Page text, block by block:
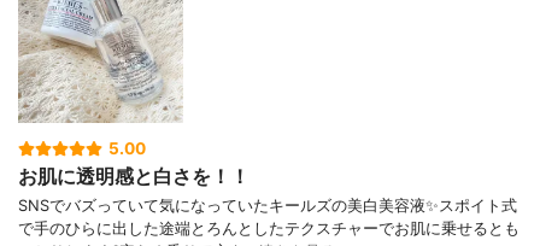
5.00
お肌に透明感と白さを！！
SNSでバズっていて気になっていたキールズの美白美容液✨スポイト式
で手のひらに出した途端とろんとしたテクスチャーでお肌に乗せるとも